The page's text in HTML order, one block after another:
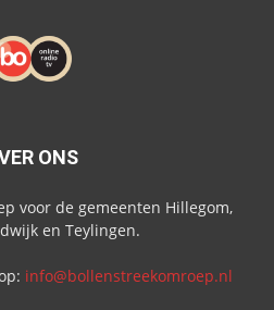
ONS
voor de gemeenten Hillegom,
en Teylingen.
info@bollenstreekomroep.nl